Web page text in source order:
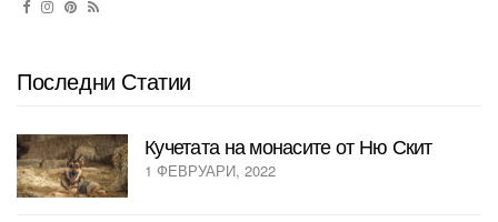
Последни Статии
Кучетата на монасите от Ню Скит
1 ФЕВРУАРИ, 2022